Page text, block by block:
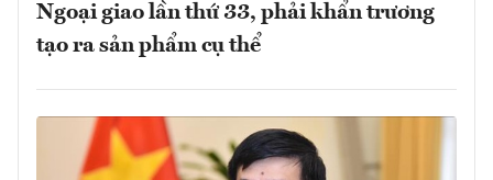
Ngoại giao lần thứ 33, phải khẩn trương
tạo ra sản phẩm cụ thể